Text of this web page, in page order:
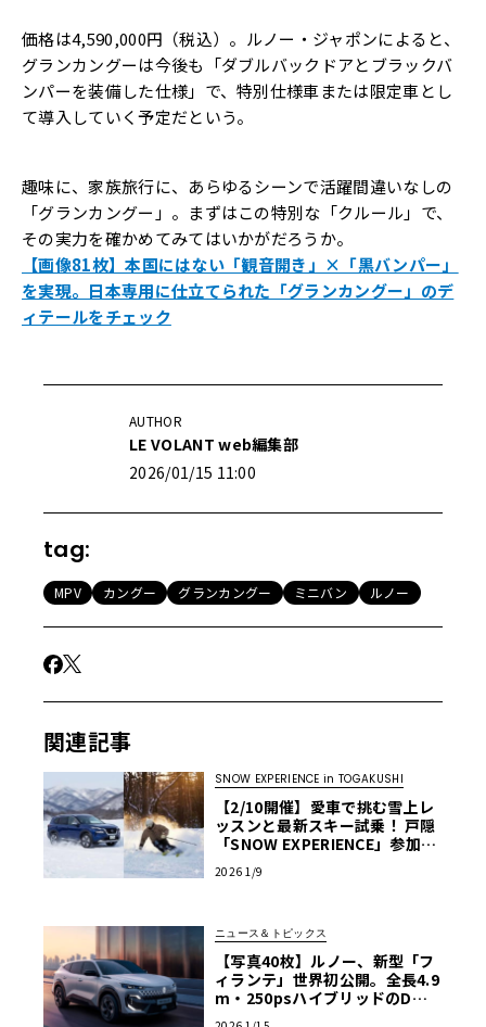
価格は4,590,000円（税込）。ルノー・ジャポンによると、
グランカングーは今後も「ダブルバックドアとブラックバ
ンパーを装備した仕様」で、特別仕様車または限定車とし
て導入していく予定だという。
趣味に、家族旅行に、あらゆるシーンで活躍間違いなしの
「グランカングー」。まずはこの特別な「クルール」で、
その実力を確かめてみてはいかがだろうか。
【画像81枚】本国にはない「観音開き」×「黒バンパー」
を実現。日本専用に仕立てられた「グランカングー」のデ
ィテールをチェック
AUTHOR
LE VOLANT web編集部
2026/01/15 11:00
tag:
MPV カングー グランカングー ミニバン ルノー
関連記事
SNOW EXPERIENCE in TOGAKUSHI
【2/10開催】愛車で挑む雪上レ
ッスンと最新スキー試乗！ 戸隠
「SNOW EXPERIENCE」参加募
2026 1/9
ニュース＆トピックス
【写真40枚】ルノー、新型「フ
ィランテ」世界初公開。全長4.9
m・250psハイブリッドのD／E